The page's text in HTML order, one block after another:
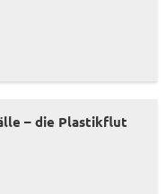
– die Plastikflut